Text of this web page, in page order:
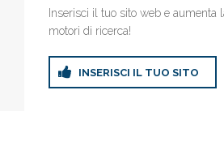
Inserisci il tuo sito web e aumenta
motori di ricerca!
INSERISCI IL TUO SITO